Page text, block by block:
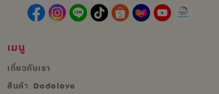
เมนู
เกี่ยวกับเรา
สินค้า Dodolove